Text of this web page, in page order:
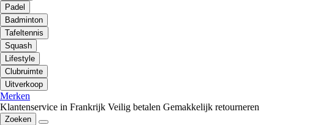
Padel
Badminton
Tafeltennis
Squash
Lifestyle
Clubruimte
Uitverkoop
Merken
Klantenservice in Frankrijk Veilig betalen Gemakkelijk retourneren
Zoeken